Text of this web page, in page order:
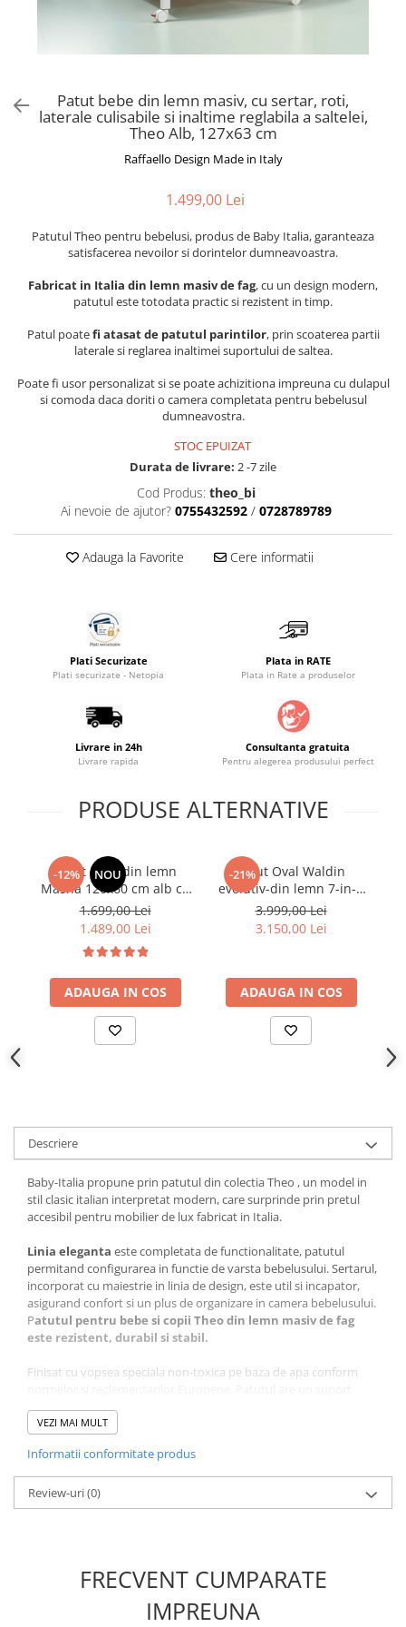
Comode
Decoratiuni si alte articole
Leagane si balansoare
Balansoare bebelusi
Learning tower
Mese de infasat
Piscine cu bile
Pompe de san
Protectie saltea patut
Saltele 127x 63 cm
Saltele 140x70 cm
Saltele120x60 cm
Saltelute de activitati
Tablite magetice si accesorii
Genti plimbare/scutece
Accesorii scaune auto
Huse scaune auto
Oglinzi retrovizoare
Masinute
Cosmetice naturale
Jucarii de baie
MODA COPII
Olite si reductoare wc
Perne anti-colici
Saci de dormit
Scutece premium
Sisteme de infasare
Patut bebe din lemn masiv, cu sertar, roti,
laterale culisabile si inaltime reglabila a saltelei,
Theo Alb, 127x63 cm
Raffaello Design Made in Italy
1.499,00 Lei
Patutul Theo pentru bebelusi, produs de Baby Italia, garanteaza
satisfacerea nevoilor si dorintelor dumneavoastra.
Fabricat in Italia din lemn masiv de fag, cu un design modern,
patutul este totodata practic si rezistent in timp.
Patul poatefi atasat de patutul parintilor, prin scoaterea partii
laterale si reglarea inaltimei suportului de saltea.
Poate fi usor personalizat si se poate achizitiona impreuna cu dulapul
si comoda daca doriti o camera completata pentru bebelusul
dumneavostra.
STOC EPUIZAT
Durata de livrare: 2 -7 zile
Cod Produs: theo_bi
Ai nevoie de ajutor? 0755432592 / 0728789789
Adauga la Favorite Cere informatii
Plati Securizate
Plati securizate - Netopia
Plata in RATE
Plata in Rate a produselor
Livrare in 24h
Livrare rapida
Consultanta gratuita
Pentru alegerea produsului perfect
PRODUSE ALTERNATIVE
-12% NOU
Patut copii din lemn
Masha 120x60 cm alb cu
sertar si saltea
1.699,00 Lei
1.489,00 Lei
ADAUGA IN COS
-21%
Patut Oval Waldin
evolutiv-din lemn 7-in-1
cu saltea -natural
3.999,00 Lei
3.150,00 Lei
ADAUGA IN COS
Descriere
Baby-Italia propune prin patutul din colectia Theo , un model in
stil clasic italian interpretat modern, care surprinde prin pretul
accesibil pentru mobilier de lux fabricat in Italia.
Linia eleganta este completata de functionalitate, patutul
permitand configurarea in functie de varsta bebelusului. Sertarul,
incorporat cu maiestrie in linia de design, este util si incapator,
asigurand confort si un plus de organizare in camera bebelusului.
Patutul pentru bebe si copii Theo din lemn masiv de fag
este rezistent, durabil si stabil.
Finisat cu vopsea speciala non-toxica pe baza de apa conform
pentru saltea foarte rezistent, prevazut cu lamele pentru o mai
buna aerisire a saltelei, foarte util deoarece este reglabil pe doua
de varsta copilului.
Patutul este prevazut cu sertar inferior, spatios si foarte util
pentru depozitarea lucrurilor bebelusului.
Materiale de inalta calitate! Fabricat din lemn masiv de fag de
alba, semi-mata, certificata ca substanta non-toxica.
VEZI MAI MULT
Informatii conformitate produs
Review-uri(0)
FRECVENT CUMPARATE
IMPREUNA